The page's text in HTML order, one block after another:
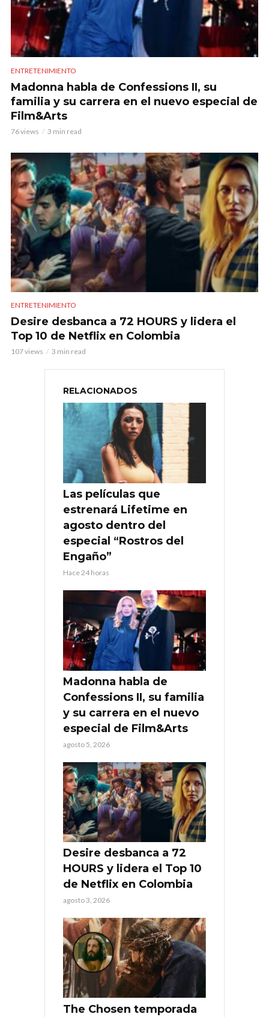
ENTRETENIMIENTO
Madonna habla de Confessions II, su
familia y su carrera en el nuevo especial de
Film&Arts
76 views 3 min read
ENTRETENIMIENTO
Desire desbanca a 72 HOURS y lidera el
Top 10 de Netflix en Colombia
107 views 3 min read
RELACIONADOS
Las películas que
estrenará Lifetime en
agosto dentro del
especial “Rostros del
Engaño”
Hace 24 horas
Madonna habla de
Confessions II, su familia
y su carrera en el nuevo
especial de Film&Arts
agosto 5, 2026
Desire desbanca a 72
HOURS y lidera el Top 10
de Netflix en Colombia
agosto 3, 2026
The Chosen temporada